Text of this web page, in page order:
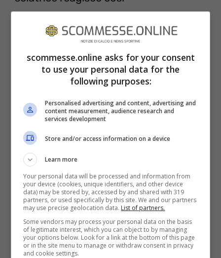
Sulle piste di tutto il mondo la sciatrice
bergamasca ha dimostrato di saper dare
spettacolo. Campionessa straordinaria, ci
ha resi più volte orgogliosi con risultati
sorprendere è stata non lei ma un suo fan,
capace davvero di farle battere il cuore
forte
con un gesto semplice quanto
clamoroso.
scommesse.online asks for your consent
to use your personal data for the
following purposes:
Personalised advertising and content, advertising and
content measurement, audience research and
services development
Store and/or access information on a device
Learn more
Your personal data will be processed and information from
your device (cookies, unique identifiers, and other device
data) may be stored by, accessed by and shared with 319
partners, or used specifically by this site. We and our partners
may use precise geolocation data. List of partners.
Some vendors may process your personal data on the basis
of legitimate interest, which you can object to by managing
your options below. Look for a link at the bottom of this page
or in the site menu to manage or withdraw consent in privacy
and cookie settings.